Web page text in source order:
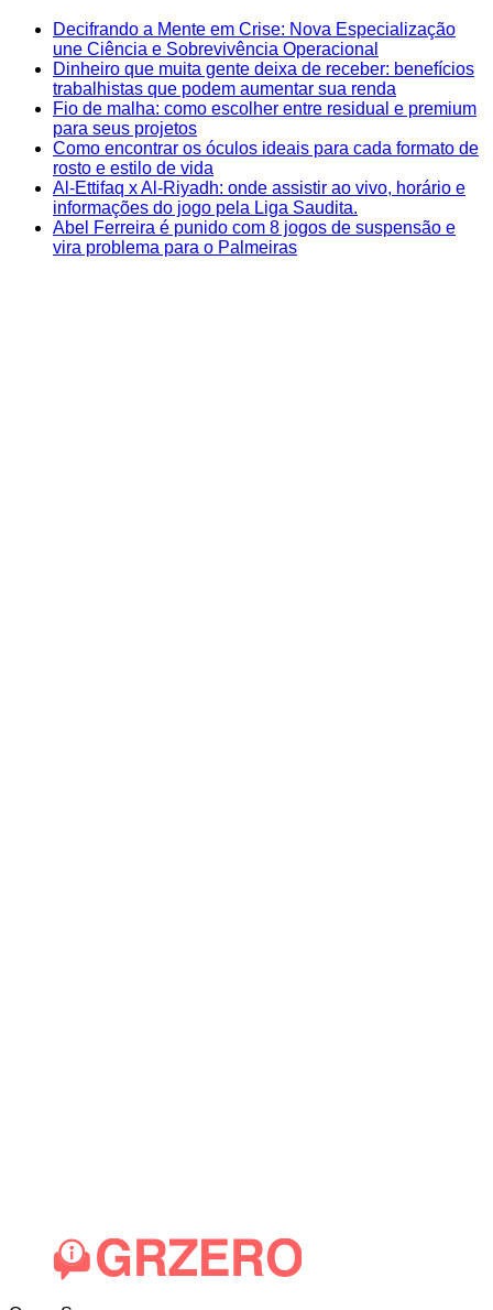
Decifrando a Mente em Crise: Nova Especialização
une Ciência e Sobrevivência Operacional
Dinheiro que muita gente deixa de receber: benefícios
trabalhistas que podem aumentar sua renda
Fio de malha: como escolher entre residual e premium
para seus projetos
Como encontrar os óculos ideais para cada formato de
rosto e estilo de vida
Al-Ettifaq x Al-Riyadh: onde assistir ao vivo, horário e
informações do jogo pela Liga Saudita.
Abel Ferreira é punido com 8 jogos de suspensão e
vira problema para o Palmeiras